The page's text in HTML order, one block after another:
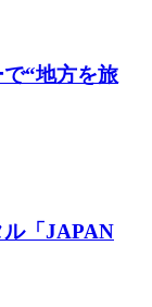
“地方を旅
ル「JAPAN